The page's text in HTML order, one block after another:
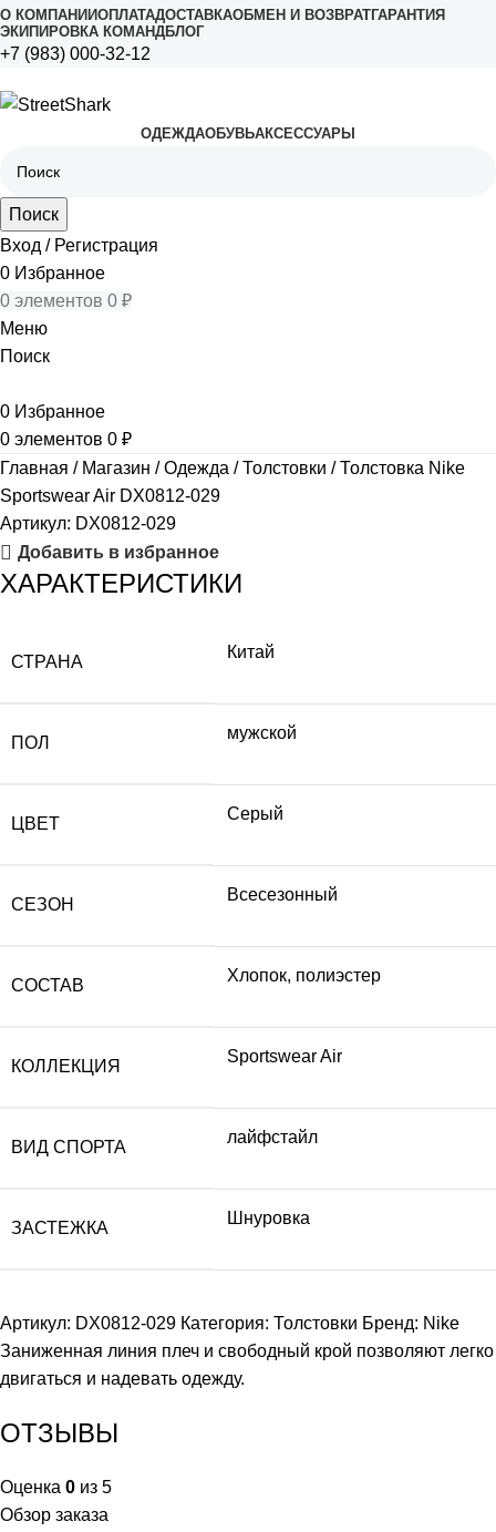
О КОМПАНИИОПЛАТАДОСТАВКАОБМЕН И ВОЗВРАТГАРАНТИЯ
ЭКИПИРОВКА КОМАНДБЛОГ
+7 (983) 000-32-12
ОДЕЖДАОБУВЬАКСЕССУАРЫ
Поиск
Вход / Регистрация
0 Избранное
0 элементов 0 ₽
Меню
Поиск
0 Избранное
0 элементов 0 ₽
Главная
Магазин Одежда Толстовки
Толстовка Nike
Sportswear Air DX0812-029
Артикул: DX0812-029
Добавить в избранное
ХАРАКТЕРИСТИКИ
СТРАНА
Китай
ПОЛ
мужской
ЦВЕТ
Серый
СЕЗОН
Всесезонный
СОСТАВ
Хлопок, полиэстер
КОЛЛЕКЦИЯ
Sportswear Air
ВИД СПОРТА
лайфстайл
ЗАСТЕЖКА
Шнуровка
Артикул: DX0812-029 Категория: Толстовки Бренд: Nike
Заниженная линия плеч и свободный крой позволяют легко
двигаться и надевать одежду.
ОТЗЫВЫ
Оценка 0 из 5
Обзор заказа